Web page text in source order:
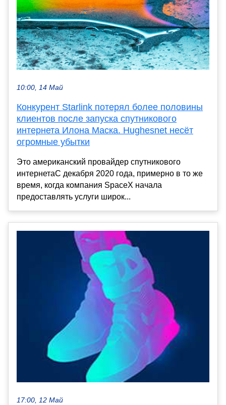
10:00, 14 Май
Конкурент Starlink потерял более половины
клиентов после запуска спутникового
интернета Илона Маска. Hughesnet несёт
огромные убытки
Это американский провайдер спутникового
интернетаС декабря 2020 года, примерно в то же
время, когда компания SpaceX начала
предоставлять услуги широк...
17:00, 12 Май